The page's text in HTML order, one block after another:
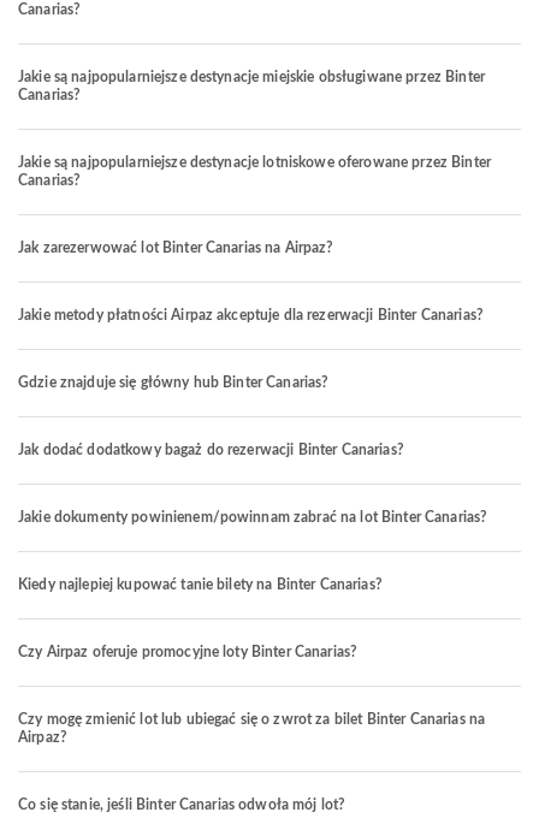
Canarias?
Jakie są najpopularniejsze destynacje miejskie obsługiwane przez Binter
Canarias?
Jakie są najpopularniejsze destynacje lotniskowe oferowane przez Binter
Canarias?
Jak zarezerwować lot Binter Canarias na Airpaz?
Jakie metody płatności Airpaz akceptuje dla rezerwacji Binter Canarias?
Gdzie znajduje się główny hub Binter Canarias?
Jak dodać dodatkowy bagaż do rezerwacji Binter Canarias?
Jakie dokumenty powinienem/powinnam zabrać na lot Binter Canarias?
Kiedy najlepiej kupować tanie bilety na Binter Canarias?
Czy Airpaz oferuje promocyjne loty Binter Canarias?
Czy mogę zmienić lot lub ubiegać się o zwrot za bilet Binter Canarias na
Airpaz?
Co się stanie, jeśli Binter Canarias odwoła mój lot?